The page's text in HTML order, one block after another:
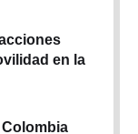
en la
Colombia